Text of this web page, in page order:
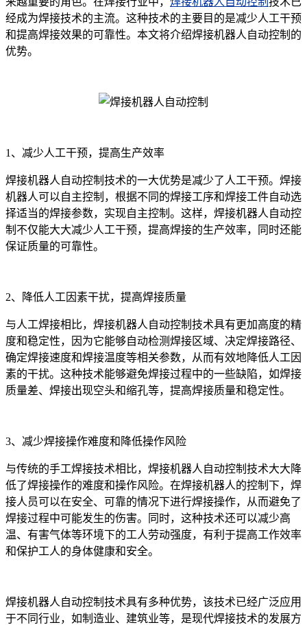
经成为焊接技术的主流。这种技术的主要目的是减少人工干预
和提高焊接效果的可靠性。本文将介绍焊接机器人自动控制的
优势。
1、减少人工干预，提高生产效率
焊接机器人自动控制技术的一大优势是减少了人工干预。焊接
机器人可以自主控制，根据不同的焊接工序和焊接工件自动选
择适当的焊接参数，实现自主控制。这样，焊接机器人自动控
制不仅能大大减少人工干预，提高焊接的生产效率，同时还能
保证质量的可靠性。
2、降低人工因素干扰，提高焊接质量
与人工焊接相比，焊接机器人自动控制技术具有更加高度的精
度和稳定性，因为它能够自动检测焊接区域、决定焊接路径、
确定焊接速度和焊接温度等相关参数，从而有效地降低人工因
素的干扰。这种技术能够避免焊接过程中的一些缺陷，如焊接
质量差、焊接出现空头和缩孔等，提高焊接质量和稳定性。
3、减少焊接操作难度和降低操作风险
与传统的手工焊接技术相比，焊接机器人自动控制技术大大降
低了焊接操作的难度和操作风险。在焊接机器人的控制下，焊
接人员可以在安全、可靠的情况下进行焊接操作，从而避免了
焊接过程中可能发生的伤害。同时，这种技术还可以减少高
温、有害气体等环境下的工人劳动强度，有利于提高工作效率
和保护工人的身体健康和安全。
焊接机器人自动控制技术具有多种优势，该技术已经广泛应用
于不同行业，如制造业、建筑业等，是现代焊接技术的发展方